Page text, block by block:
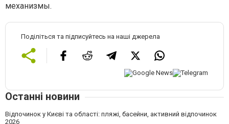
механизмы.
Поділіться та підписуйтесь на наші джерела
Останні новини
Відпочинок у Києві та області: пляжі, басейни, активний відпочинок
2026